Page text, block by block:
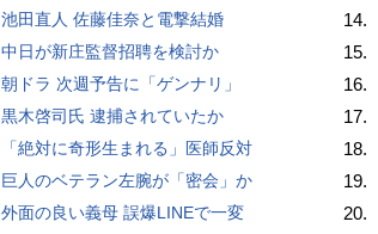
池田直人 佐藤佳奈と電撃結婚
中日が新庄監督招聘を検討か
朝ドラ 次週予告に「ゲンナリ」
黒木啓司氏 逮捕されていたか
「絶対に奇形生まれる」医師反対
巨人のベテラン左腕が「密会」か
外面の良い義母 誤爆LINEで一変
14.
15.
16.
17.
18.
19.
20.